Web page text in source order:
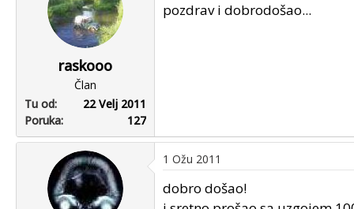
raskooo
Član
Tu od
22 Velj 2011
Poruka
127
pozdrav i dobrodošao...
1 Ožu 2011
dobro došao!